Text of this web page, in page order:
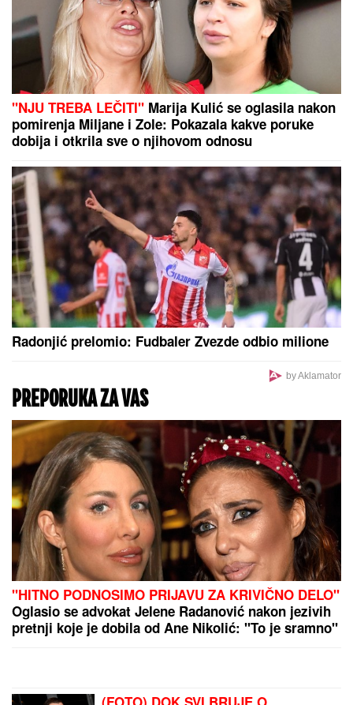
"ZLO ĆE SE PRETVARATI DA JE DOBRO" Dea
Đurđević iznenadila objavom, voditeljka podelila
savet: "Kad god vidiš zlo, veruj da je zlo"
GLUMICA SA GASTOZOM I
ANĐELOM NA MALDIVIMA!Evo o
kome je reč: Trčkaraju po pesku,
golišava tela u prvom planu (FOTO)
TEHERAN PODIGAO GLAS:
regiona – imamo dokaze o napadima i sami ćemo
čuvati bezbednost
"NJU TREBA LEČITI" Marija Kulić se oglasila nakon